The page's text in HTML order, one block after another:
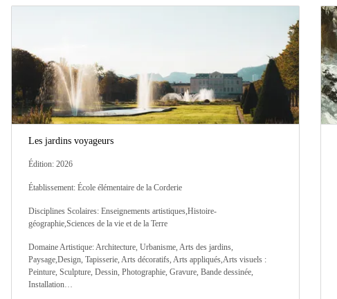
Les jardins voyageurs
Édition: 2026
Établissement: École élémentaire de la Corderie
Disciplines Scolaires: Enseignements artistiques,Histoire-
géographie,Sciences de la vie et de la Terre
Domaine Artistique: Architecture, Urbanisme, Arts des jardins,
Paysage,Design, Tapisserie, Arts décoratifs, Arts appliqués,Arts visuels :
Peinture, Sculpture, Dessin, Photographie, Gravure, Bande dessinée,
Installation…